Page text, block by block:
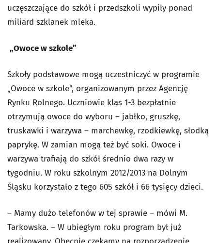
uczęszczające do szkół i przedszkoli wypiły ponad
miliard szklanek mleka.
„Owoce w szkole”
Szkoły podstawowe mogą uczestniczyć w programie
„Owoce w szkole”, organizowanym przez Agencję
Rynku Rolnego. Uczniowie klas 1-3 bezpłatnie
otrzymują owoce do wyboru – jabłko, gruszkę,
truskawki i warzywa – marchewkę, rzodkiewkę, słodką
paprykę. W zamian mogą też być soki. Owoce i
warzywa trafiają do szkół średnio dwa razy w
tygodniu. W roku szkolnym 2012/2013 na Dolnym
Śląsku korzystało z tego 605 szkół i 66 tysięcy dzieci.
– Mamy dużo telefonów w tej sprawie – mówi M.
Tarkowska. – W ubiegłym roku program był już